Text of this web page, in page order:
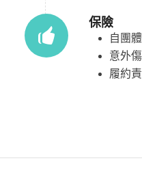
保險
自團
意外
履約